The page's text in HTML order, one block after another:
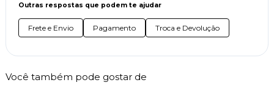
Outras respostas que podem te ajudar
Frete e Envio Pagamento Troca e Devolução
Você também pode gostar de